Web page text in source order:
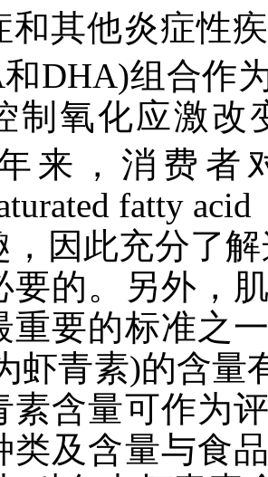
和其他炎症性
和DHA)组合作
制氧化应激
来，消费者
fatty
，因此充分了
要的。另外，
重要的标准之
虾青素)的含量
素含量可作为
类及含量与食